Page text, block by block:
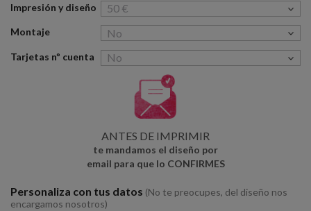
Impresión y diseño
Montaje
Tarjetas nº cuenta
ANTES DE IMPRIMIR
te mandamos el diseño por
email para que lo CONFIRMES
Personaliza con tus datos (No te preocupes, del diseño nos
encargamos nosotros)